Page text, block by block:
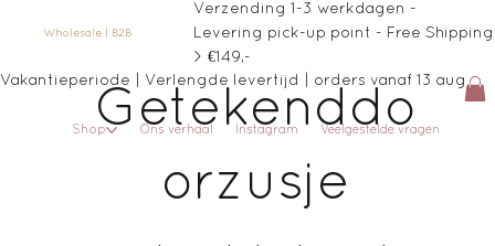
Verzending 1-3 werkdagen -
Levering pick-up point - Free Shipping
> €149,-
Wholesale | B2B
Vakantieperiode | Verlengde levertijd | orders vanaf 13 aug
Getekenddo
orzusje
Shop Ons verhaal Instagram Veelgestelde vragen